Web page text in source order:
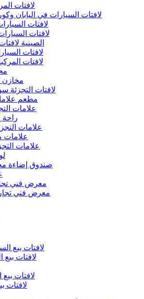
لافتات
لافتات السيارات في اليابان
لافتات
لافتات
الصينية
لافتات
لافتات
مخازن
لافتات التجزئة
مطعم
علامات
راحة
علامات
علامات
علامات
صندوق إضاءة
معرض فني
معرض فني
لافتات
لافتات